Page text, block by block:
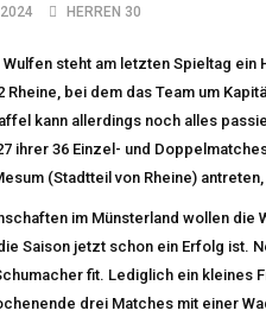
HERREN 30
steht am letzten Spieltag
bei dem das Team um
kann allerdings noch alles
ihrer 36 Einzel- und
(Stadtteil von Rheine)
im Münsterland wollen die
Saison jetzt schon ein Erfolg ist.
fit. Lediglich ein
drei Matches mit einer